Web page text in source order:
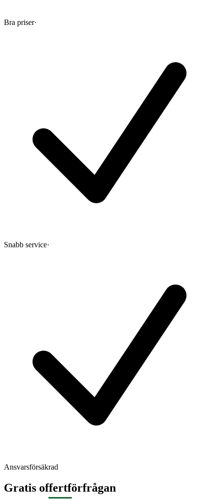
Bra priser·
Snabb service·
Ansvarsförsäkrad
Gratis offertförfrågan